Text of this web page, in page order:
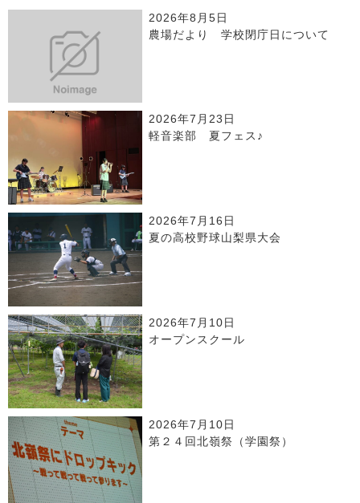
2026年8月5日
農場だより 学校閉庁日について
2026年7月23日
軽音楽部 夏フェス♪
2026年7月16日
夏の高校野球山梨県大会
2026年7月10日
オープンスクール
2026年7月10日
第２４回北嶺祭（学園祭）